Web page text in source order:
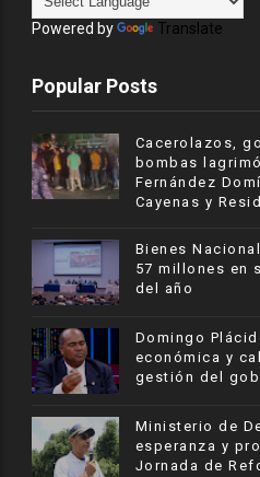
Powered by Translate
Popular Posts
Cacerolazos,
bombas
Fernández
Cayenas y
Bienes
57 millones en
del año
​Domingo
económica y
gestión del
Ministerio de
esperanza y
Jornada de